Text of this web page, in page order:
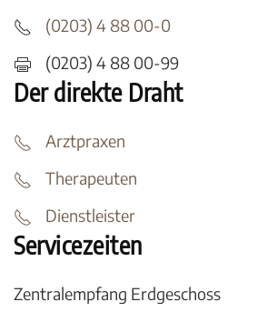
(0203) 4 88 00-0
(0203) 4 88 00-99
Der direkte Draht
Arztpraxen
Therapeuten
Dienstleister
Servicezeiten
Zentralempfang Erdgeschoss